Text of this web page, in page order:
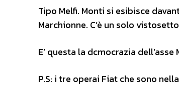
Tipo Melfi. Monti si esibisce
Marchionne. C’è un solo
E’ questa la dcmocrazia
P.S: i tre operai Fiat che sono